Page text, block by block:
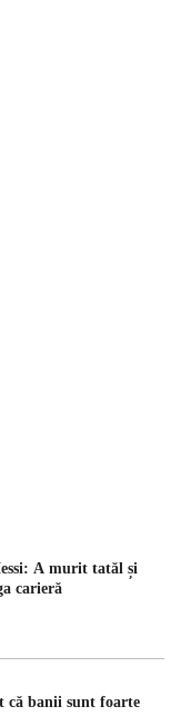
A murit tatăl și
carieră
că banii sunt foarte